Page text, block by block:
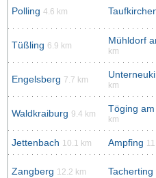
Polling 4.6 km
Tüßling 6.9 km Mühldorf
km
Engelsberg 7.7 km
km
Waldkraiburg 9.4 km Töging am
km
Jettenbach 10.1 km Ampfing
Zangberg 12.2 km Tacherting